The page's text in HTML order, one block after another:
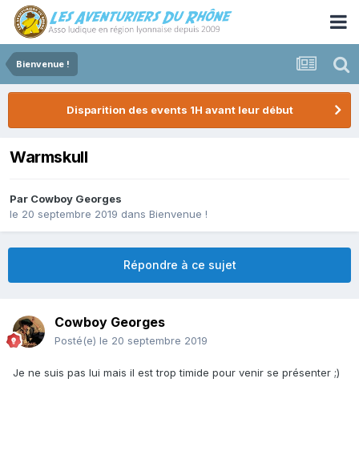
Bienvenue !
Disparition des events 1H avant leur début
Warmskull
Par Cowboy Georges
le 20 septembre 2019 dans Bienvenue !
Répondre à ce sujet
Cowboy Georges
Posté(e) le 20 septembre 2019
Je ne suis pas lui mais il est trop timide pour venir se présenter ;)